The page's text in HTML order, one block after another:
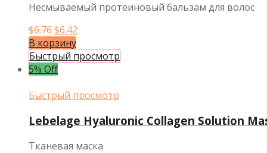
Несмываемый протеиновый бальзам для волос
$6.76Первоначальная
цена
составляла
$6.76.
$6.42
$6.42.
В корзину
Быстрый просмотр
5% Off
Быстрый просмотр
Lebelage Hyaluronic Collagen Solution
Тканевая маска